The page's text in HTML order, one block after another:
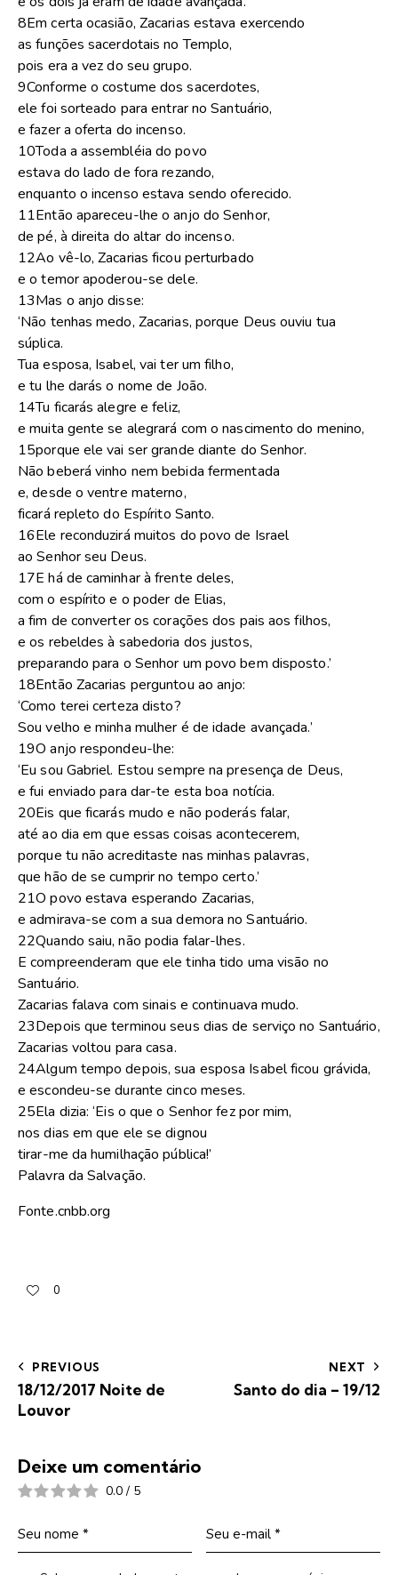
8Em certa ocasião, Zacarias estava exercendo
as funções sacerdotais no Templo,
pois era a vez do seu grupo.
9Conforme o costume dos sacerdotes,
ele foi sorteado para entrar no Santuário,
e fazer a oferta do incenso.
10Toda a assembléia do povo
estava do lado de fora rezando,
enquanto o incenso estava sendo oferecido.
11Então apareceu-lhe o anjo do Senhor,
de pé, à direita do altar do incenso.
12Ao vê-lo, Zacarias ficou perturbado
e o temor apoderou-se dele.
13Mas o anjo disse:
‘Não tenhas medo, Zacarias, porque Deus ouviu tua
súplica.
Tua esposa, Isabel, vai ter um filho,
e tu lhe darás o nome de João.
14Tu ficarás alegre e feliz,
e muita gente se alegrará com o nascimento do menino,
15porque ele vai ser grande diante do Senhor.
Não beberá vinho nem bebida fermentada
e, desde o ventre materno,
ficará repleto do Espírito Santo.
16Ele reconduzirá muitos do povo de Israel
ao Senhor seu Deus.
17E há de caminhar à frente deles,
com o espírito e o poder de Elias,
a fim de converter os corações dos pais aos filhos,
e os rebeldes à sabedoria dos justos,
preparando para o Senhor um povo bem disposto.’
18Então Zacarias perguntou ao anjo:
‘Como terei certeza disto?
Sou velho e minha mulher é de idade avançada.’
19O anjo respondeu-lhe:
‘Eu sou Gabriel. Estou sempre na presença de Deus,
e fui enviado para dar-te esta boa notícia.
20Eis que ficarás mudo e não poderás falar,
até ao dia em que essas coisas acontecerem,
porque tu não acreditaste nas minhas palavras,
que hão de se cumprir no tempo certo.’
21O povo estava esperando Zacarias,
e admirava-se com a sua demora no Santuário.
22Quando saiu, não podia falar-lhes.
E compreenderam que ele tinha tido uma visão no
Santuário.
Zacarias falava com sinais e continuava mudo.
23Depois que terminou seus dias de serviço no Santuário,
Zacarias voltou para casa.
24Algum tempo depois, sua esposa Isabel ficou grávida,
e escondeu-se durante cinco meses.
25Ela dizia: ‘Eis o que o Senhor fez por mim,
nos dias em que ele se dignou
tirar-me da humilhação pública!’
Palavra da Salvação.
Fonte.cnbb.org
0
PREVIOUS
18/12/2017 Noite de
Louvor
NEXT
Santo do dia – 19/12
Deixe um comentário
0.0 / 5